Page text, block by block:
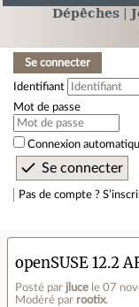
Dépêches
Se connecter
Identifiant
Mot de passe
Connexion
Pas de compte ?
openSUSE 12.2
Posté par jluce le 07
Modéré par rootix.